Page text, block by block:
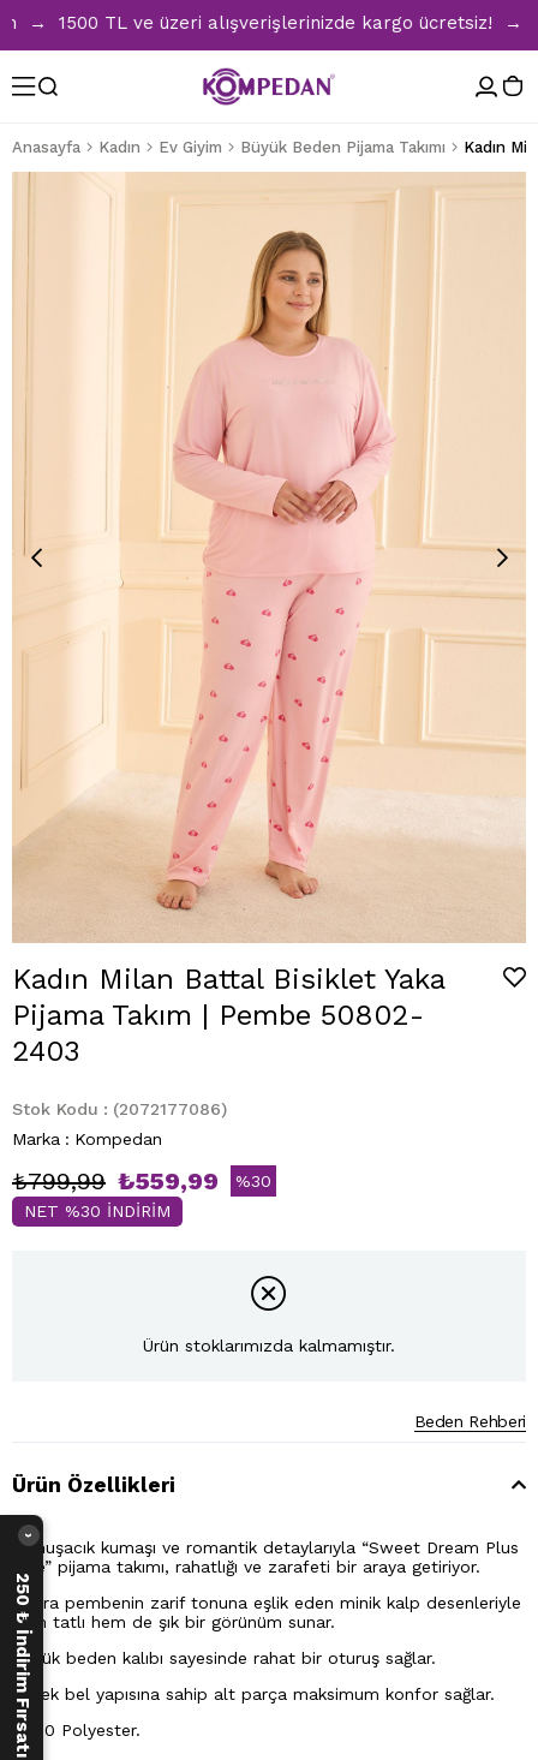
→ 1500 TL ve üzeri alışverişlerinizde kargo ücretsiz! →
Anasayfa Kadın Ev Giyim Büyük Beden Pijama Takımı
Kadın Milan Battal Bisiklet Yaka
Pijama Takım | Pembe 50802-
2403
Stok Kodu
(2072177086)
Marka : Kompedan
₺799,99 ₺559,99 %30
NET %30 İNDİRİM
Ürün stoklarımızda kalmamıştır.
Beden Rehberi
Ürün Özellikleri
Yumuşacık kumaşı ve romantik detaylarıyla “Sweet Dream Plus
Size” pijama takımı, rahatlığı ve zarafeti bir araya getiriyor.
Pudra pembenin zarif tonuna eşlik eden minik kalp desenleriyle
hem tatlı hem de şık bir görünüm sunar.
Büyük beden kalıbı sayesinde rahat bir oturuş sağlar.
Esnek bel yapısına sahip alt parça maksimum konfor sağlar.
%100 Polyester.
250 ₺ İndirim Fırsatı
›